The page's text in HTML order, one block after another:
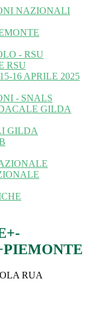
NAZIONALI
- RSU
RSU
16 APRILE 2025
- SNALS
GILDA
GILDA
RUA